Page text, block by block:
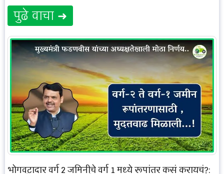
पुढे वाचा ➜
भोगवटादार वर्ग 2 जमिनीचे वर्ग 1 मध्ये रूपांतर कसं करायचं?: